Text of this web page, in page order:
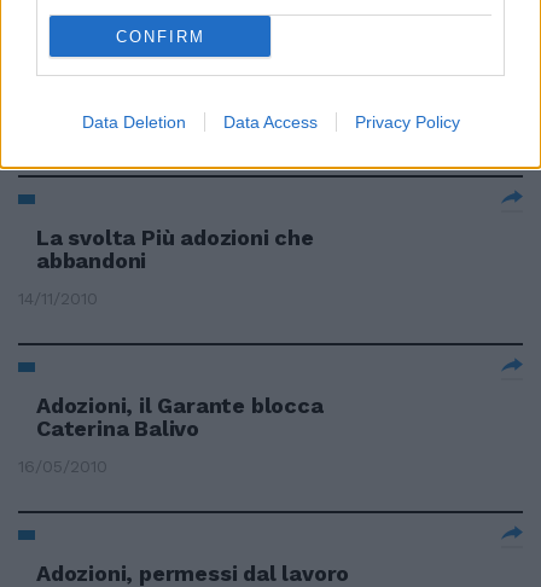
CONFIRM
Data Deletion Data Access Privacy Policy
Bimbi con documenti falsi
09/10/2011
La svolta Più adozioni che
abbandoni
14/11/2010
Adozioni, il Garante blocca
Caterina Balivo
16/05/2010
Adozioni, permessi dal lavoro